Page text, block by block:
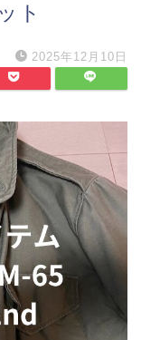
ト
2025年12月10日